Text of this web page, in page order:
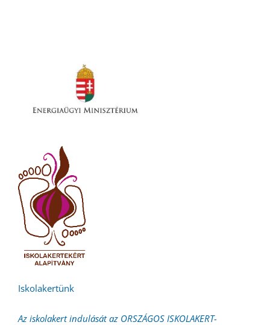
Iskolakertünk
Az iskolakert indulását az ORSZÁGOS ISKOLAKERT-